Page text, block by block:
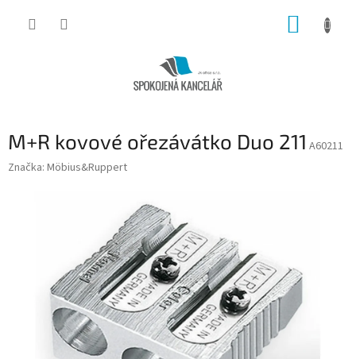
M+R kovové ořezávátko Duo 211 A60211
Značka: Möbius&Ruppert